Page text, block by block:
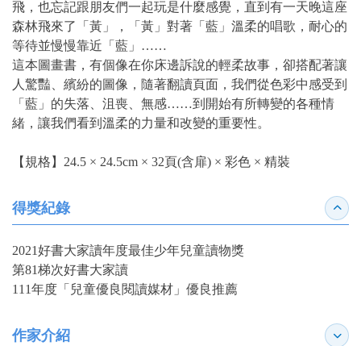
飛，也忘記跟朋友們一起玩是什麼感覺，直到有一天晚這座
森林飛來了「黃」，「黃」對著「藍」溫柔的唱歌，耐心的
等待並慢慢靠近「藍」……
這本圖畫書，有個像在你床邊訴說的輕柔故事，卻搭配著讓
人驚豔、繽紛的圖像，隨著翻讀頁面，我們從色彩中感受到
「藍」的失落、沮喪、無感……到開始有所轉變的各種情
緒，讓我們看到溫柔的力量和改變的重要性。
【規格】24.5 × 24.5cm × 32頁(含扉) × 彩色 × 精裝
得獎紀錄 收合
2021好書大家讀年度最佳少年兒童讀物獎
第81梯次好書大家讀
111年度「兒童優良閱讀媒材」優良推薦
作家介紹 展開